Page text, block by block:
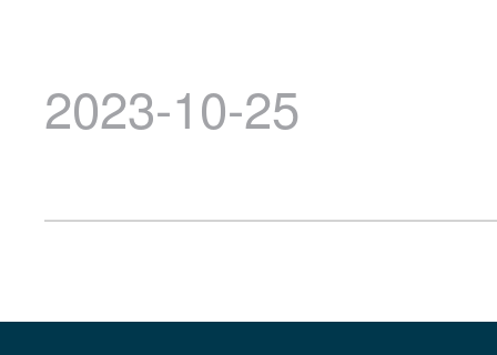
2023-10-25